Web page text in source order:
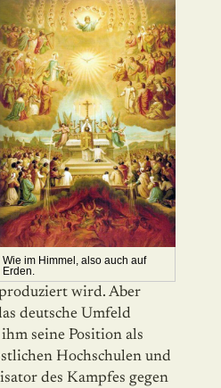
Wie im Himmel, also auch auf
Erden.
wird. Aber
deutsche Umfeld
seine Position als
Hochschulen und
des Kampfes gegen